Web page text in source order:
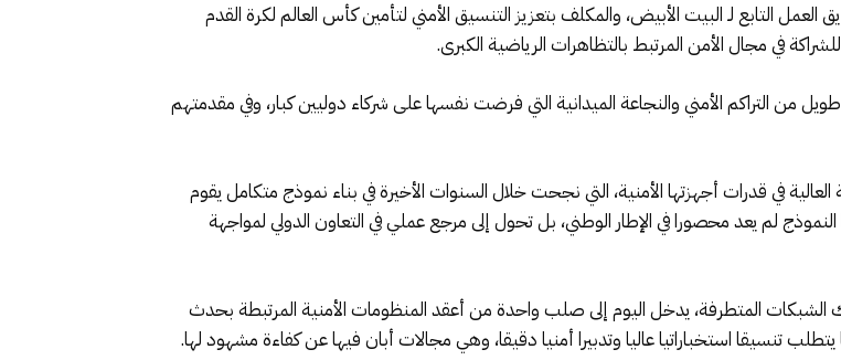
التابع لـ البيت الأبيض، والمكلف بتعزيز التنسيق الأمني لتأمين كأس العالم لكرة القدم
من التراكم الأمني والنجاعة الميدانية التي فرضت نفسها على شركاء دوليين كبار، وفي مقدمتهم
في قدرات أجهزتها الأمنية، التي نجحت خلال السنوات الأخيرة في بناء نموذج متكامل يقوم
لم يعد محصورا في الإطار الوطني، بل تحول إلى مرجع عملي في التعاون الدولي لمواجهة
الشبكات المتطرفة، يدخل اليوم إلى صلب واحدة من أعقد المنظومات الأمنية المرتبطة بحدث
تنسيقا استخباراتيا عاليا وتدبيرا أمنيا دقيقا، وهي مجالات أبان فيها عن كفاءة مشهود لها.